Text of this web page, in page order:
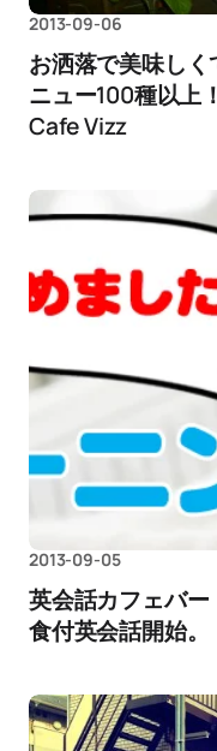
2013-09-06
お洒落で美味し
ニュー100種以上
Cafe Vizz
2013-09-05
英会話カフェバ
食付英会話開始。